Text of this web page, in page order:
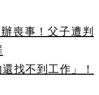
喪事！父子遭判
找不到工作」！